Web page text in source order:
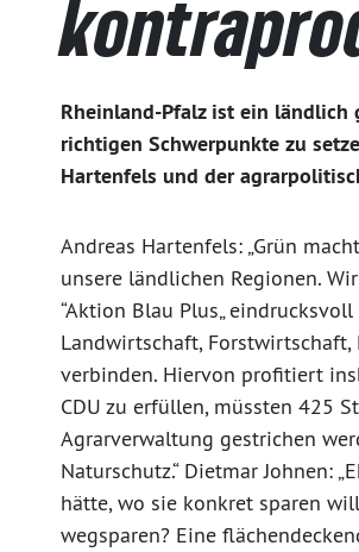
Rheinland-Pfalz ist ein ländlich
richtigen Schwerpunkte zu
Hartenfels und der
Andreas Hartenfels: „Grün
unsere ländlichen Regionen.
“Aktion Blau Plus„
Landwirtschaft,
verbinden. Hiervon profitiert
CDU zu erfüllen, müssten 425
Agrarverwaltung gestrichen
Naturschutz.“ Dietmar Johnen:
hätte, wo sie konkret sparen
wegsparen? Eine